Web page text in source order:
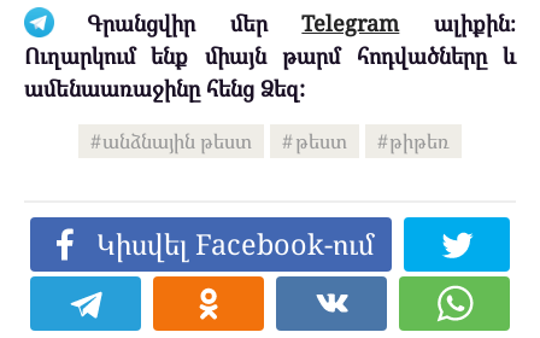
Գրանցվիր մերTelegramալիքին։
Ուղարկում ենք միայն թարմ հոդվածները և
ամենաառաջինը հենց Ձեզ:
անձնային թեստ թեստ թիթեռ
Կիսվել Facebook-ում